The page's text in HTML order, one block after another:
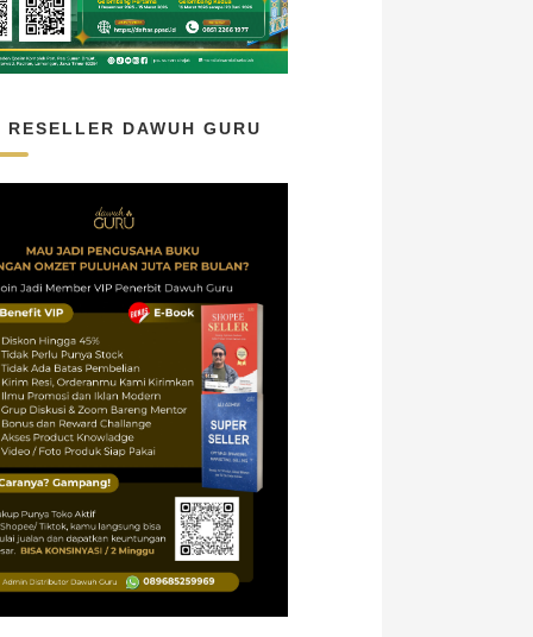
RESELLER DAWUH GURU